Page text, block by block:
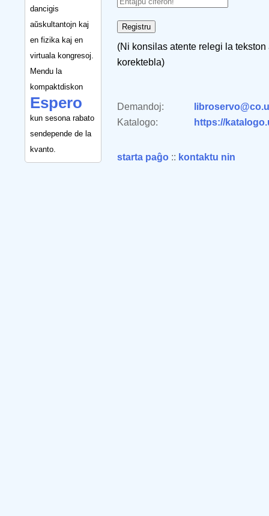
dancigis
aŭskultantojn kaj
en fizika kaj en
virtuala kongresoj.
Mendu la
kompaktdiskon
Espero
kun sesona rabato
sendepende de la
kvanto.
(Ni konsilas atente relegi la
korektebla)
Demandoj:
Katalogo:
https://
starta paĝo :: kontaktu nin